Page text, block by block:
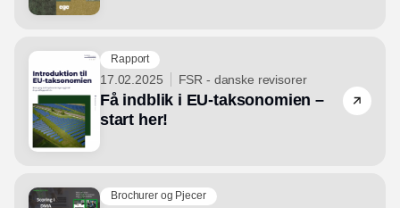
Rapport
17.02.2025 FSR - danske revisorer
Få indblik i EU-taksonomien –
start her!
Brochurer og Pjecer